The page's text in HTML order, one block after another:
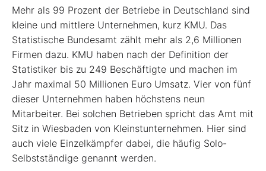
Mehr als 99 Prozent der Betriebe in Deutschland sind
kleine und mittlere Unternehmen, kurz KMU. Das
Statistische Bundesamt zählt mehr als 2,6 Millionen
Firmen dazu. KMU haben nach der Definition der
Statistiker bis zu 249 Beschäftigte und machen im
Jahr maximal 50 Millionen Euro Umsatz. Vier von fünf
dieser Unternehmen haben höchstens neun
Mitarbeiter. Bei solchen Betrieben spricht das Amt mit
Sitz in Wiesbaden von Kleinstunternehmen. Hier sind
auch viele Einzelkämpfer dabei, die häufig Solo-
Selbstständige genannt werden.